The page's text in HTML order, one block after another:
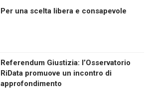
Per una scelta libera e consapevole
Referendum Giustizia: l’Osservatorio
RiData promuove un incontro di
approfondimento